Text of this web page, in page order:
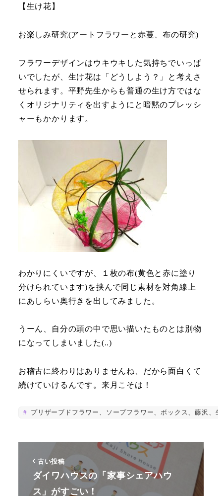
【生け花】
お楽しみ研究(アートフラワーと赤蔓、布の研究)
フラワーデザインはウキウキした気持ちでいっぱ
いでしたが、生け花は「どうしよう？」と考えさ
せられます。平野先生からも普通の生け方ではな
くオリジナリティを出すようにと暗黙のプレッシ
ャーもかかります。
わかりにくいですが、１枚の布(黄色と赤に塗り
分けられています)を挟んで同じ素材を対角線上
にあしらい奥行きを出してみました。
うーん、自分の頭の中で思い描いたものとは別物
になってしまいました(..)
お稽古に終わりはありませんね、だから面白くて
続けていけるんです。来月こそは！
プリザーブドフラワー、ソープフラワー、ボックス、藤沢、
古い投稿
ダイワハウスの「家事シェアハウ
ス」がすごい！